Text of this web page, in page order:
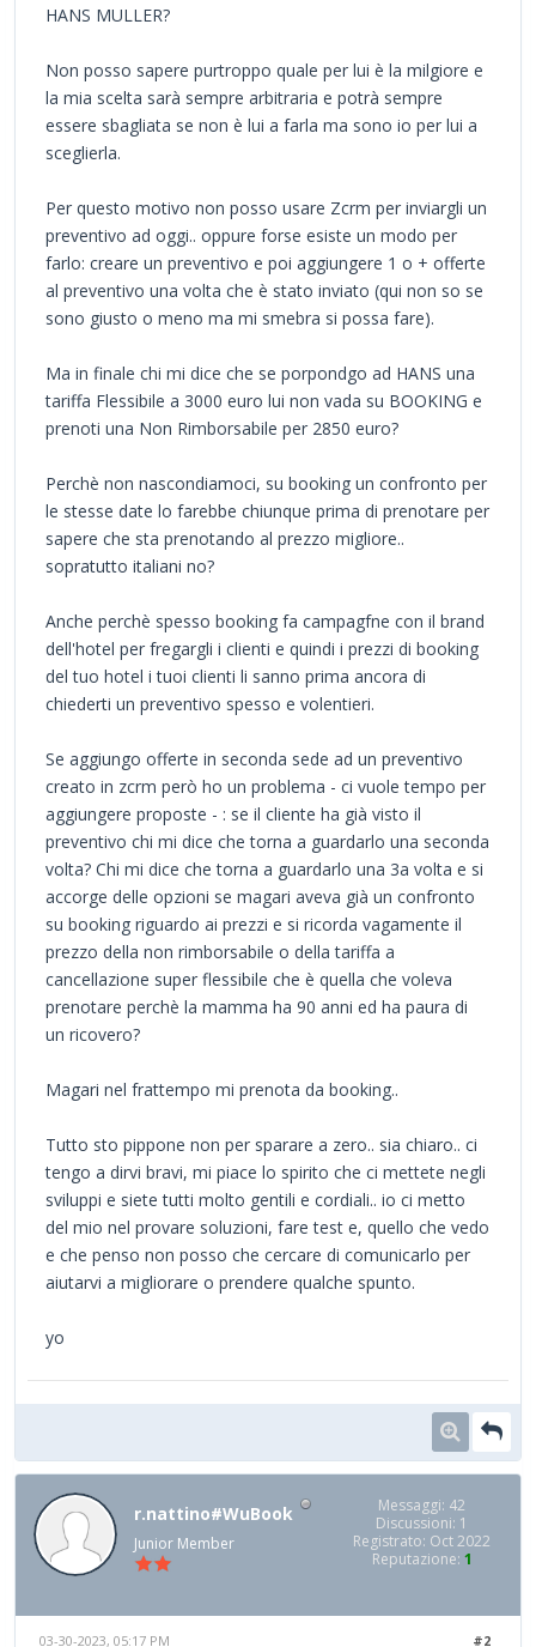
HANS MULLER?
Non posso sapere purtroppo quale per lui è la milgiore e
la mia scelta sarà sempre arbitraria e potrà sempre
essere sbagliata se non è lui a farla ma sono io per lui a
sceglierla.
Per questo motivo non posso usare Zcrm per inviargli un
preventivo ad oggi.. oppure forse esiste un modo per
farlo: creare un preventivo e poi aggiungere 1 o + offerte
al preventivo una volta che è stato inviato (qui non so se
sono giusto o meno ma mi smebra si possa fare).
Ma in finale chi mi dice che se porpondgo ad HANS una
tariffa Flessibile a 3000 euro lui non vada su BOOKING e
prenoti una Non Rimborsabile per 2850 euro?
Perchè non nascondiamoci, su booking un confronto per
le stesse date lo farebbe chiunque prima di prenotare per
sapere che sta prenotando al prezzo migliore..
sopratutto italiani no?
Anche perchè spesso booking fa campagfne con il brand
dell'hotel per fregargli i clienti e quindi i prezzi di booking
del tuo hotel i tuoi clienti li sanno prima ancora di
chiederti un preventivo spesso e volentieri.
Se aggiungo offerte in seconda sede ad un preventivo
creato in zcrm però ho un problema - ci vuole tempo per
aggiungere proposte - : se il cliente ha già visto il
preventivo chi mi dice che torna a guardarlo una seconda
volta? Chi mi dice che torna a guardarlo una 3a volta e si
accorge delle opzioni se magari aveva già un confronto
su booking riguardo ai prezzi e si ricorda vagamente il
prezzo della non rimborsabile o della tariffa a
cancellazione super flessibile che è quella che voleva
prenotare perchè la mamma ha 90 anni ed ha paura di
un ricovero?
Magari nel frattempo mi prenota da booking..
Tutto sto pippone non per sparare a zero.. sia chiaro.. ci
tengo a dirvi bravi, mi piace lo spirito che ci mettete negli
sviluppi e siete tutti molto gentili e cordiali.. io ci metto
del mio nel provare soluzioni, fare test e, quello che vedo
e che penso non posso che cercare di comunicarlo per
aiutarvi a migliorare o prendere qualche spunto.
yo
r.nattino#WuBook
Junior Member
Messaggi: 42
Discussioni: 1
Registrato: Oct 2022
Reputazione: 1
#2
03-30-2023, 05:17 PM